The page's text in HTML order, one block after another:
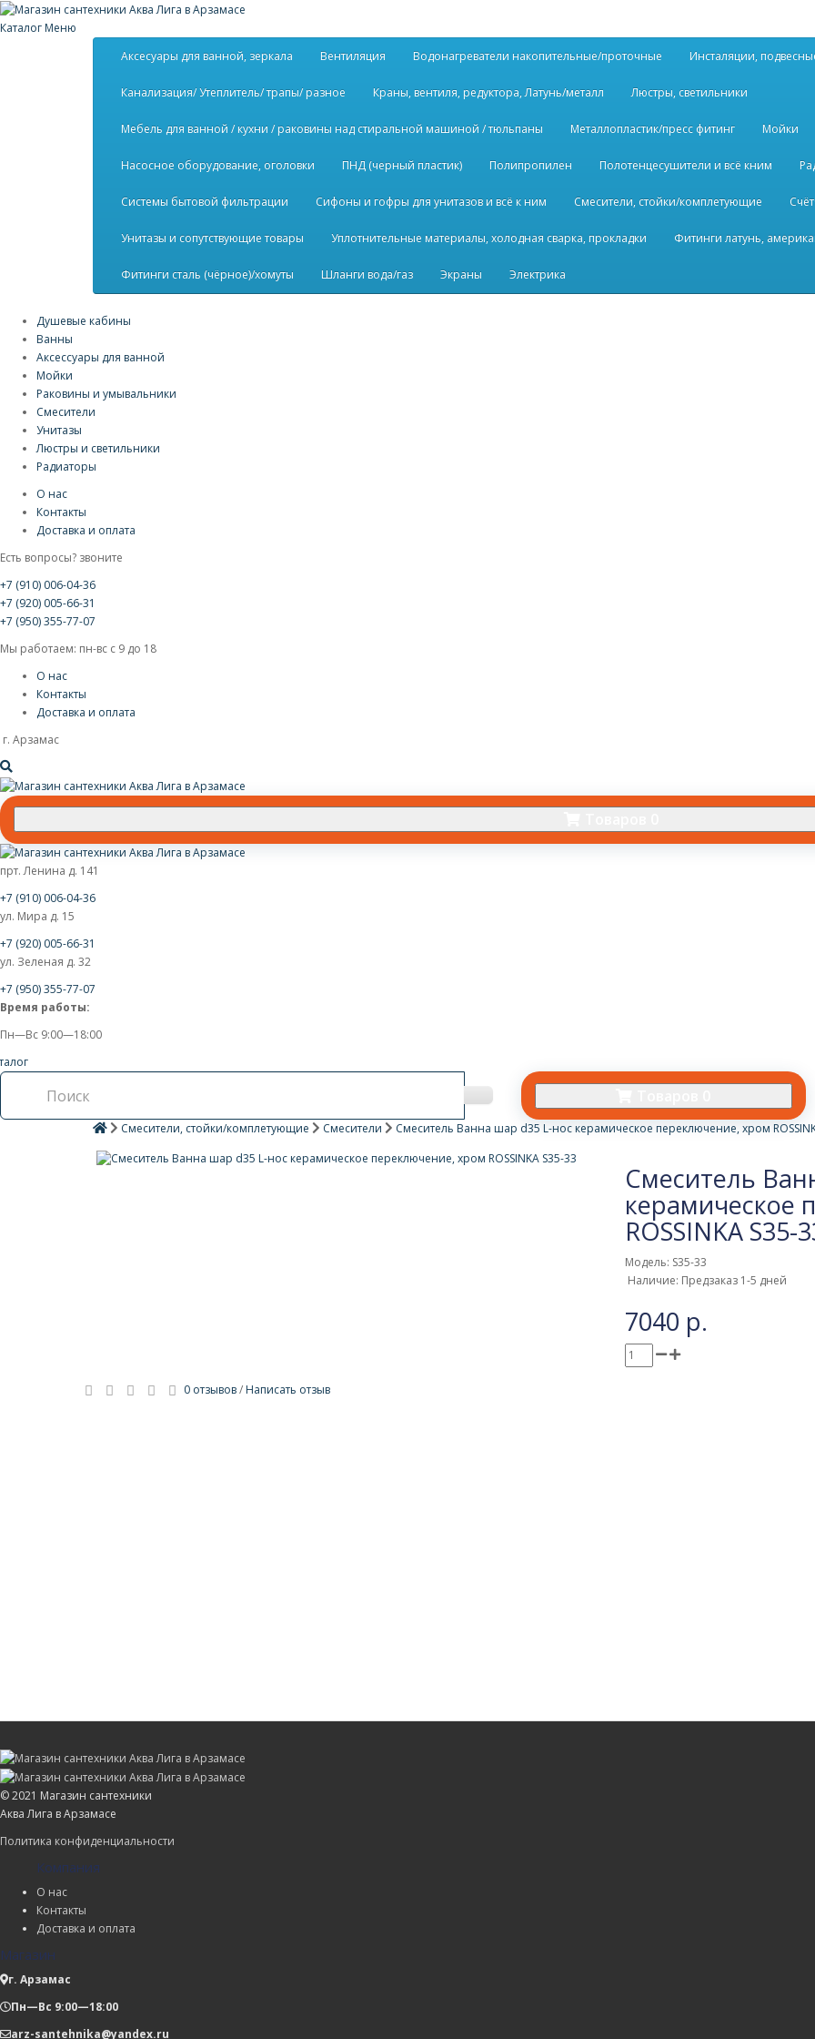
Каталог Меню
Аксесуары для ванной, зеркала
Вентиляция Водонагреватели накопительные/проточные Инсталяции,
Канализация/ Утеплитель/ трапы/ разное Краны, вентиля, редуктора, Латунь/металл Люстры, светильники
Мебель для ванной / кухни / раковины над стиральной машиной / тюльпаны Металлопластик/пресс фитинг Мойки
Насосное оборудование, оголовки ПНД (черный пластик) Полипропилен Полотенцесушители и всё кним
Системы бытовой фильтрации Сифоны и гофры для унитазов и всё к ним Смесители, стойки/комплетующие
Унитазы и сопутствующие товары Уплотнительные материалы, холодная сварка, прокладки Фитинги латунь,
Фитинги сталь (чёрное)/хомуты Шланги вода/газ Экраны Электрика
Душевые кабины
Ванны
Аксессуары для ванной
Мойки
Раковины и умывальники
Смесители
Унитазы
Люстры и светильники
Радиаторы
О нас
Контакты
Доставка и оплата
Есть вопросы? звоните
+7 (910) 006-04-36
+7 (920) 005-66-31
+7 (950) 355-77-07
Мы работаем: пн-вс с 9 до 18
О нас
Контакты
Доставка и оплата
г. Арзамас
прт. Ленина д. 141
+7 (910) 006-04-36
ул. Мира д. 15
+7 (920) 005-66-31
ул. Зеленая д. 32
+7 (950) 355-77-07
Время работы:
Пн—Вс 9:00—18:00
Смесители, стойки/комплетующие Смесители Смеситель Ванна шар d35 L-нос керамическое переключение, хром
Смеситель
керамическое
ROSSINKA S35-
Модель: S35-33
Наличие: Предзаказ 1-5 дней
7040 р.
0 отзывов/ Написать отзыв
© 2021 Магазин сантехники
Аква Лига в Арзамасе
Политика конфиденциальности
Компания
О нас
Контакты
Доставка и оплата
Магазин
г. Арзамас
Пн—Вс 9:00—18:00
arz-santehnika@yandex.ru